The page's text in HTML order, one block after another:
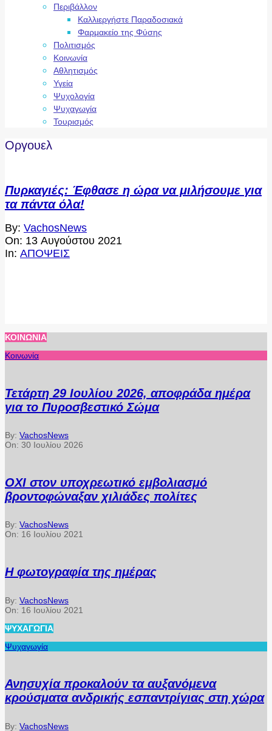
Περιβάλλον
Καλλιεργήστε Παραδοσιακά
Φαρμακείο της Φύσης
Πολιτισμός
Κοινωνία
Αθλητισμός
Υγεία
Ψυχολογία
Ψυχαγωγία
Τουρισμός
Οργουελ
Πυρκαγιές: Έφθασε η ώρα να μιλήσουμε για
τα πάντα όλα!
2021-
08-
13
By: VachosNews
On: 13 Αυγούστου 2021
In: ΑΠΟΨΕΙΣ
ΚΟΙΝΩΝΊΑ
Κοινωνία
Τετάρτη 29 Ιουλίου 2026, αποφράδα ημέρα
για το Πυροσβεστικό Σώμα
By: VachosNews
On: 30 Ιουλίου 2026
ΟΧΙ στον υποχρεωτικό εμβολιασμό
βροντοφώναξαν χιλιάδες πολίτες
By: VachosNews
On: 16 Ιουλίου 2021
Η φωτογραφία της ημέρας
By: VachosNews
On: 16 Ιουλίου 2021
ΨΥΧΑΓΩΓΊΑ
Ψυχαγωγία
Ανησυχία προκαλούν τα αυξανόμενα
κρούσματα ανδρικής εσπαντρίγιας στη χώρα
By: VachosNews